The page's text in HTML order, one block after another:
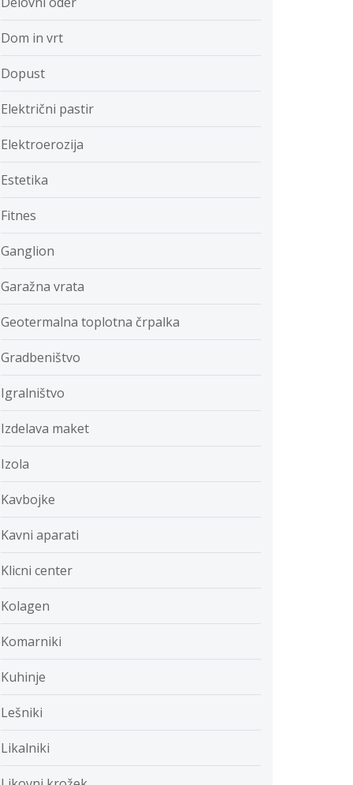
Dom in vrt
Dopust
Električni pastir
Elektroerozija
Estetika
Fitnes
Ganglion
Garažna vrata
Geotermalna toplotna črpalka
Gradbeništvo
Igralništvo
Izdelava maket
Izola
Kavbojke
Kavni aparati
Klicni center
Kolagen
Komarniki
Kuhinje
Lešniki
Likalniki